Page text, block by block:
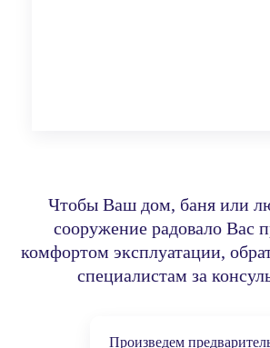
Чтобы Ваш дом, баня или
сооружение радовало Вас
комфортом эксплуатации,
специалистам за
Произведем